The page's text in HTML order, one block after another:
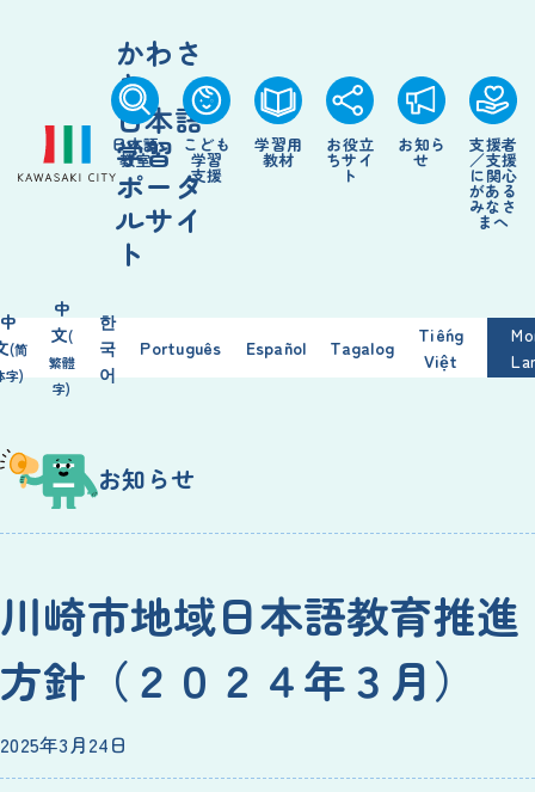
かわさ
き
日本語
学習
ポータ
ルサイ
ト
日本語
教室
こども
学習
支援
学習用
教材
お役立
ちサイ
ト
お知ら
せ
支援者
／支援
に関心
がある
みなさ
まへ
中
(简
字)
中
文(
繁體
字)
한
국
어
Português Español Tagalog
Tiếng
Việt
お知 らせ
川崎市地域日本語教育推進
方針 （２０２４年３ 月）
2025年3月24日